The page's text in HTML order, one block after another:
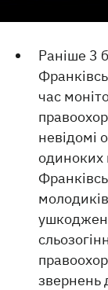
Раніше 3
час
невідомі
одиноких
звернень